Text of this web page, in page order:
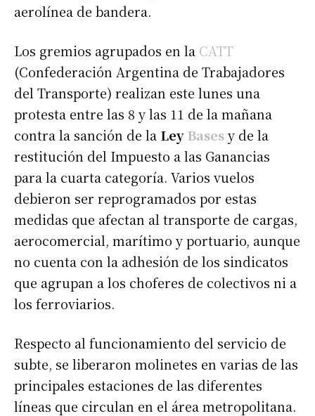
aerolínea de bandera.
Los gremios agrupados en la CATT
(Confederación Argentina de Trabajadores
del Transporte) realizan este lunes una
protesta entre las 8 y las 11 de la mañana
contra la sanción de la LeyBasesy de la
restitución del Impuesto a las Ganancias
para la cuarta categoría. Varios vuelos
debieron ser reprogramados por estas
medidas que afectan al transporte de cargas,
aerocomercial, marítimo y portuario, aunque
no cuenta con la adhesión de los sindicatos
que agrupan a los choferes de colectivos ni a
los ferroviarios.
Respecto al funcionamiento del servicio de
subte, se liberaron molinetes en varias de las
principales estaciones de las diferentes
líneas que circulan en el área metropolitana.